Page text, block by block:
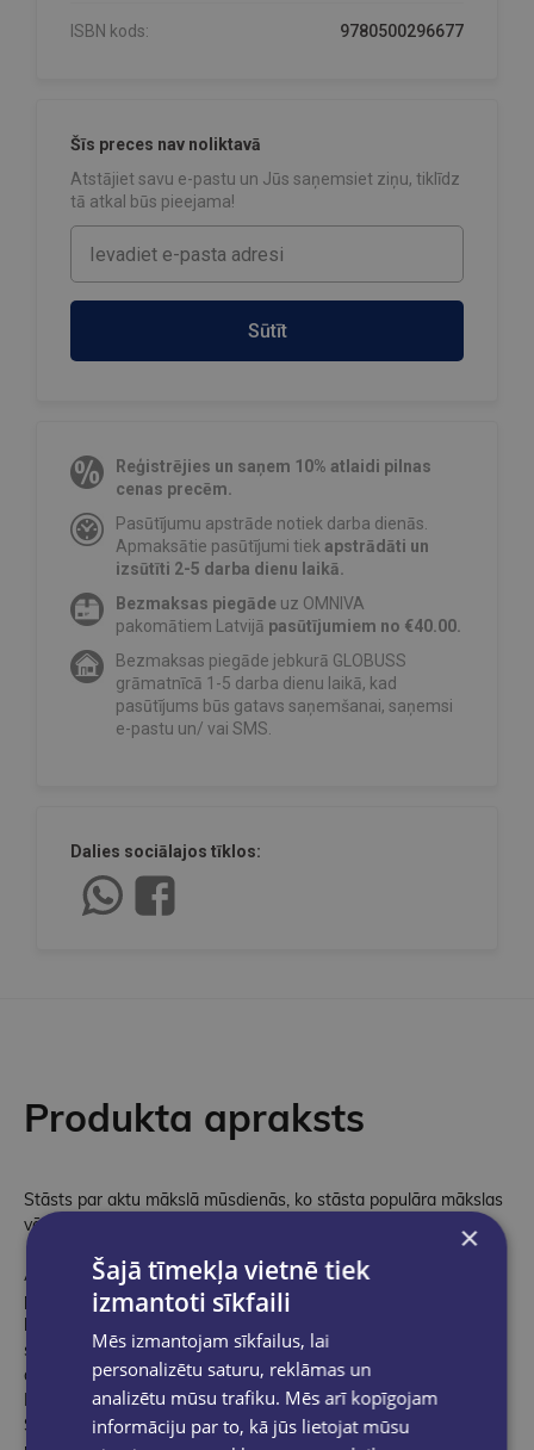
ISBN kods: 9780500296677
Šīs preces nav noliktavā
Atstājiet savu e-pastu un Jūs saņemsiet ziņu, tiklīdz
tā atkal būs pieejama!
Sūtīt
Reģistrējies un saņem 10% atlaidi pilnas
cenas precēm.
Pasūtījumu apstrāde notiek darba dienās.
Apmaksātie pasūtījumi tiekapstrādāti un
izsūtīti 2-5 darba dienu laikā.
Bezmaksas piegāde uz OMNIVA
pakomātiem Latvijā pasūtījumiem no €40.00.
Bezmaksas piegāde jebkurā GLOBUSS
grāmatnīcā 1-5 darba dienu laikā, kad
pasūtījums būs gatavs saņemšanai, saņemsi
e-pastu un/ vai SMS.
Dalies sociālajos tīklos:
Produkta apraksts
Stāsts par aktu mākslā mūsdienās, ko stāsta populāra mākslas
vēsturniece ar retu talantu dalīties savās kaislībās un idejās.
Akta attēlojums mākslā daudzus gadsimtus bija fikcijas uzvara
pār faktu. Skaista, izskatīga, nevainojama — tās lielie panākumi
seksualitātes nokrāsas, erotikas vai nepilnības. Šajā nesen
atjauninātajā pētījumā Frānsisa Borzelo pretstata Keneta
Klārka klasisko civilizēto, sanitāro, uzlaboto aktu "The Nude: A
Study in Ideal Form" (1956) ar mūsdienu attēliem:
×
Šajā tīmekļa vietnē tiek
izmantoti sīkfaili
Mēs izmantojam sīkfailus, lai
personalizētu saturu, reklāmas un
analizētu mūsu trafiku. Mēs arī kopīgojam
informāciju par to, kā jūs lietojat mūsu